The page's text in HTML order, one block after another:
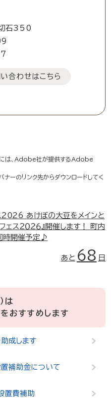
石350
合わせはこちら
には、Adobe社が提供するAdobe
ーのリンク先からダウンロードしてく
2026 あけぼの大豆をメインと
ェス２０２６』開催します！ 町内
時開催予定♪
あと 68 日
は
おすすめします
成します
補助金について
置費補助